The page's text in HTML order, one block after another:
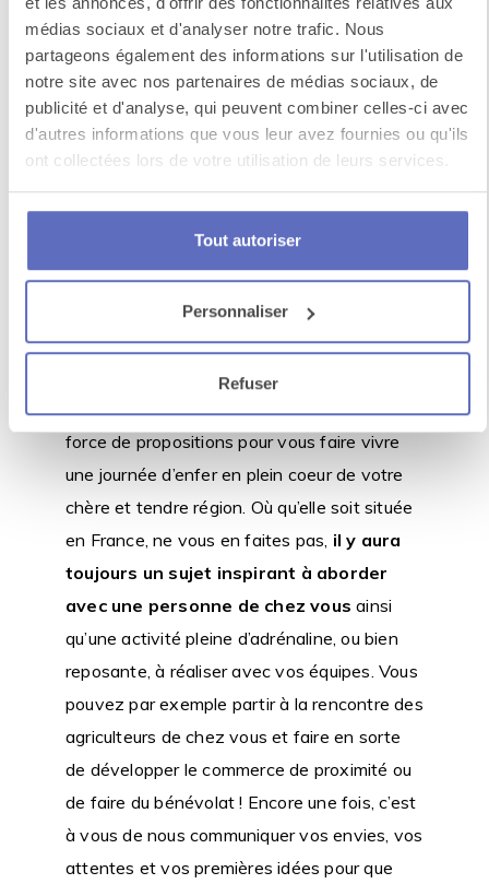
médias sociaux et d'analyser notre trafic. Nous
partageons également des informations sur l'utilisation de
notre site avec nos partenaires de médias sociaux, de
publicité et d'analyse, qui peuvent combiner celles-ci avec
d'autres informations que vous leur avez fournies ou qu'ils
ont collectées lors de votre utilisation de leurs services.
Tout autoriser
Personnaliser
Refuser
les précautions).
Découvrir sa région en une
journée
depuis le début de cet article, maispeut-
être aimeriez-vous simplement
découvrir votre région d’un nouvel oeilà
l’occasion de cette journée de séminaire
entre collègues ? Si ce programme de
découverte vous tente plus, nos équipes
dénicheront des étoiles pour vous et seront
force de propositions pour vous faire vivre
une journée d’enfer en plein coeur de votre
chère et tendre région. Où qu’elle soit située
en France, ne vous en faites pas, il y aura
toujours un sujet inspirant à aborder
avec une personne de chez vousainsi
qu’une activité pleine d’adrénaline, ou bien
reposante, à réaliser avec vos équipes. Vous
pouvez par exemple partir à la rencontre des
agriculteurs de chez vous et faire en sorte
de développer le commerce de proximité ou
de faire du bénévolat ! Encore une fois, c’est
à vous de nous communiquer vos envies, vos
attentes et vos premières idées pour que